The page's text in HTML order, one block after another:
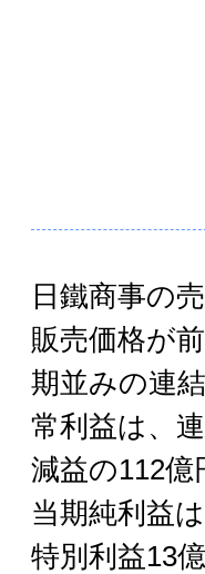
日鐵商事の
販売価格が
期並みの連
常利益は、
減益の112
当期純利益
特別利益13